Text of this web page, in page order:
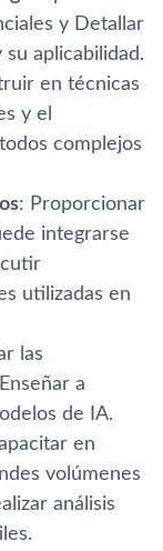
y Detallar
aplicabilidad.
en técnicas
y el
complejos
: Proporcionar
integrarse
utilizadas en
las
a
de IA.
en
volúmenes
análisis